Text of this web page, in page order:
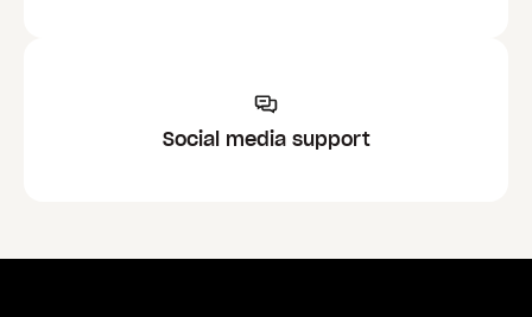
Social media support